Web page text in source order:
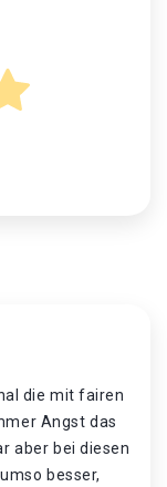
die mit fairen
Angst das
aber bei diesen
besser,